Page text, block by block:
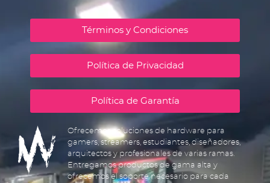
Términos y Condiciones
Política de Privacidad
Política de Garantía
Ofrecemos soluciones de hardware para
gamers, streamers, estudiantes, diseñadores,
arquitectos y profesionales de varias ramas.
Entregamos productos de gama alta y
ofrecemos el soporte necesario para cada